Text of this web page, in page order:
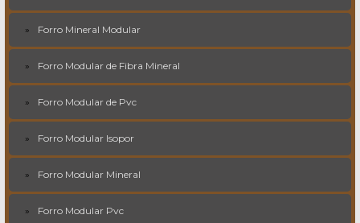
Forro Mineral Modular
Forro Modular de Fibra Mineral
Forro Modular de Pvc
Forro Modular Isopor
Forro Modular Mineral
Forro Modular Pvc